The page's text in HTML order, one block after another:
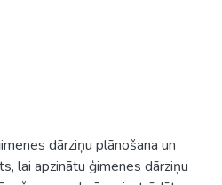
dārziņu plānošana un
lai apzinātu ģimenes dārziņu